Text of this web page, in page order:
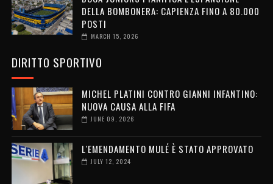
DELLA BOMBONERA: CAPIENZA FINO A 80.000
POSTI
MARCH 15, 2026
DIRITTO SPORTIVO
MICHEL PLATINI CONTRO GIANNI INFANTINO:
NUOVA CAUSA ALLA FIFA
JUNE 09, 2026
L'EMENDAMENTO MULÉ È STATO APPROVATO
JULY 12, 2024